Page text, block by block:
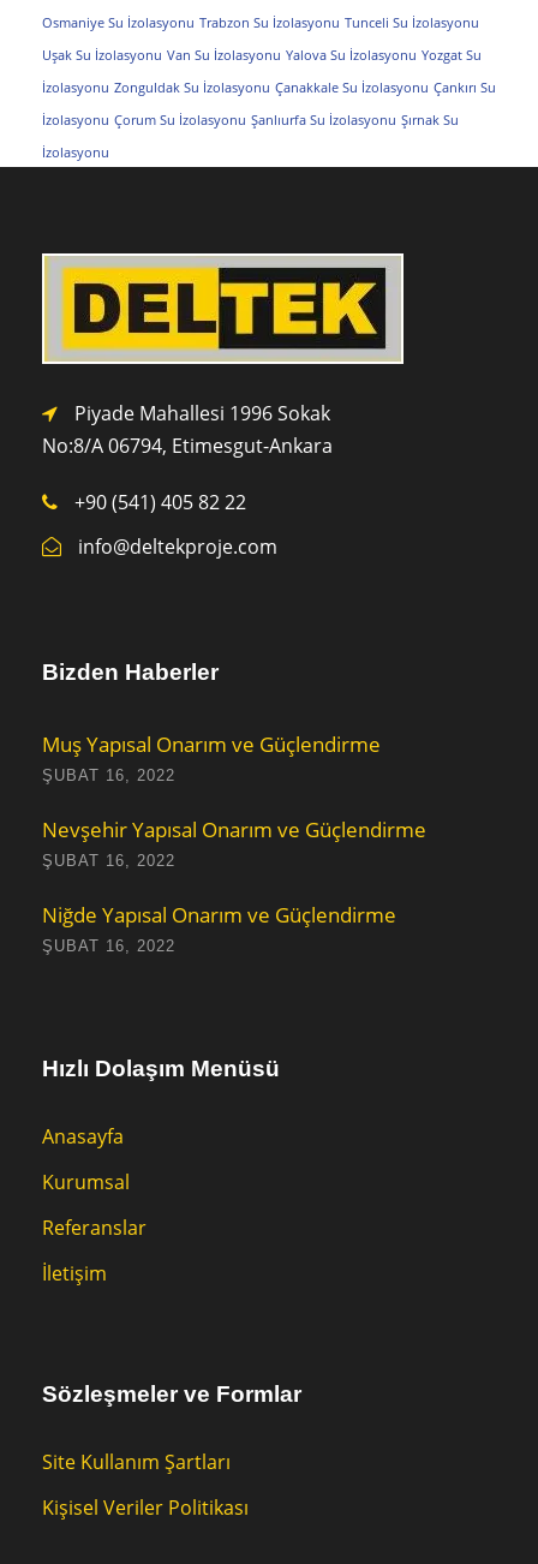
Osmaniye Su İzolasyonu Trabzon Su İzolasyonu Tunceli Su İzolasyonu
Uşak Su İzolasyonu Van Su İzolasyonu Yalova Su İzolasyonu Yozgat Su
İzolasyonu Zonguldak Su İzolasyonu Çanakkale Su İzolasyonu Çankırı Su
İzolasyonu Çorum Su İzolasyonu Şanlıurfa Su İzolasyonu Şırnak Su
İzolasyonu
Piyade Mahallesi 1996 Sokak
No:8/A 06794, Etimesgut-Ankara
+90 (541) 405 82 22
info@deltekproje.com
Bizden Haberler
Muş Yapısal Onarım ve Güçlendirme
ŞUBAT 16, 2022
Nevşehir Yapısal Onarım ve Güçlendirme
ŞUBAT 16, 2022
Niğde Yapısal Onarım ve Güçlendirme
ŞUBAT 16, 2022
Hızlı Dolaşım Menüsü
Anasayfa
Kurumsal
Referanslar
İletişim
Sözleşmeler ve Formlar
Site Kullanım Şartları
Kişisel Veriler Politikası